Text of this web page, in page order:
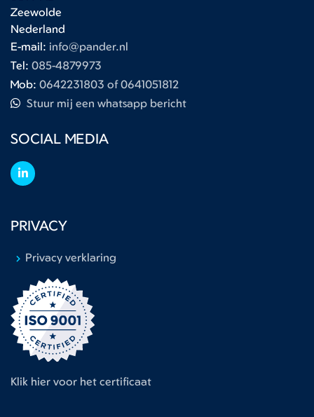
Zeewolde
Nederland
E-mail: info@pander.nl
Tel: 085-4879973
Mob: 0642231803 of 0641051812
Stuur mij een whatsapp bericht
SOCIAL MEDIA
PRIVACY
Privacy verklaring
Klik hier voor het certificaat